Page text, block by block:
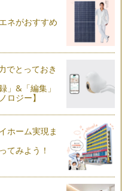
七五三。１１月の休日にな
月にかけて、園や学校、地
とう』『ごめんなさい』と
ネがおすすめ
でとっておき
」&「編集」
ロジー】
ホーム実現ま
てみよう！